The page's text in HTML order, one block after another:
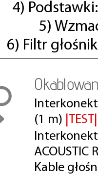
4)
5)
6) Filtr
(1 m)
|TEST|
ACOUSTIC
Kable